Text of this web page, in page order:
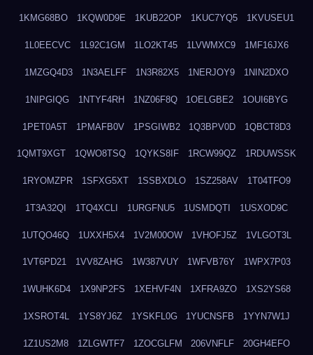
1KMG68BO 1KQW0D9E 1KUB22OP 1KUC7YQ5 1KVUSEU1
1L0EECVC 1L92C1GM 1LO2KT45 1LVWMXC9 1MF16JX6
1MZGQ4D3 1N3AELFF 1N3R82X5 1NERJOY9 1NIN2DXO
1NIPGIQG 1NTYF4RH 1NZ06F8Q 1OELGBE2 1OUI6BYG
1PET0A5T 1PMAFB0V 1PSGIWB2 1Q3BPV0D 1QBCT8D3
1QMT9XGT 1QWO8TSQ 1QYKS8IF 1RCW99QZ 1RDUWSSK
1RYOMZPR 1SFXG5XT 1SSBXDLO 1SZ258AV 1T04TFO9
1T3A32QI 1TQ4XCLI 1URGFNU5 1USMDQTI 1USXOD9C
1UTQO46Q 1UXXH5X4 1V2M00OW 1VHOFJ5Z 1VLGOT3L
1VT6PD21 1VV8ZAHG 1W387VUY 1WFVB76Y 1WPX7P03
1WUHK6D4 1X9NP2FS 1XEHVF4N 1XFRA9ZO 1XS2YS68
1XSROT4L 1YS8YJ6Z 1YSKFL0G 1YUCNSFB 1YYN7W1J
1Z1US2M8 1ZLGWTF7 1ZOCGLFM 206VNFLF 20GH4EFO